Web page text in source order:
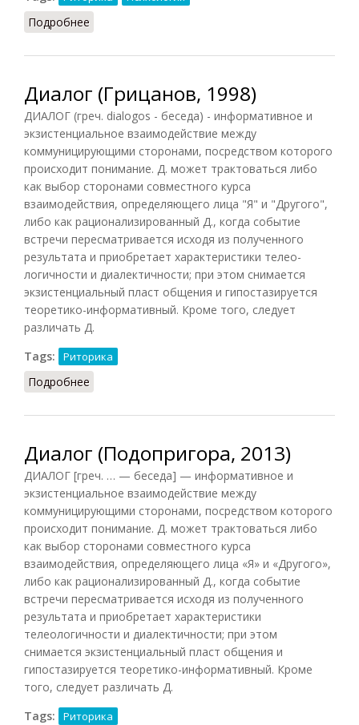
Подробнее
Диалог (Грицанов, 1998)
ДИАЛОГ (греч. dialogos - беседа) - информативное и
экзистенциальное взаимодействие между
коммуницирующими сторонами, посредством которого
происходит понимание. Д. может трактоваться либо
как выбор сторонами совместного курса
взаимодействия, определяющего лица "Я" и "Другого",
либо как рационализированный Д., когда событие
встречи пересматривается исходя из полученного
результата и приобретает характеристики телео-
логичности и диалектичности; при этом снимается
экзистенциальный пласт общения и гипостазируется
теоретико-информативный. Кроме того, следует
различать Д.
Tags:
Риторика
Подробнее
Диалог (Подопригора, 2013)
ДИАЛОГ [греч. … — беседа] — информативное и
экзистенциальное взаимодействие между
коммуницирующими сторонами, посредством которого
происходит понимание. Д. может трактоваться либо
как выбор сторонами совместного курса
взаимодействия, определяющего лица «Я» и «Другого»,
либо как рационализированный Д., когда событие
встречи пересматривается исходя из полученного
результата и приобретает характеристики
телеологичности и диалектичности; при этом
снимается экзистенциальный пласт общения и
гипостазируется теоретико-информативный. Кроме
того, следует различать Д.
Tags:
Риторика